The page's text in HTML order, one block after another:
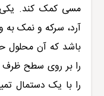
مسی کمک کند. یکی
آرد، سرکه و نمک به
باشد که آن محلول
را بر روی سطح
را با یک دستمال